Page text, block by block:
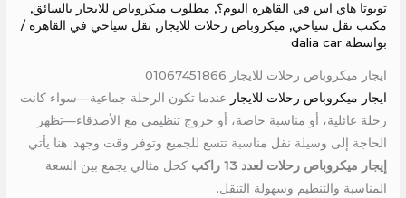
تويوتا هاي اس في القاهره اليوم؟, مطلوب ميكروباص للايجار بالسائق,
مكتب نقل سياحي, ميكروباص رحلات للايجار, نقل سياحي في القاهره /
بواسطة dalia car
ايجار ميكروباص رحلات للايجار 01067451866
ايجار ميكروباص رحلات للايجار عندما تكون الرحلة جماعية—سواء كانت
رحلة عائلية، أو مناسبة خاصة، أو خروج تنظيمي مع الأصدقاء—تظهر
الحاجة إلى وسيلة نقل مناسبة تتسع للجميع وتوفر وقت وجهد. هنا يأتي
إيجار ميكروباص رحلات لعدد 13 راكب
كحل مثالي يجمع بين السعة
المناسبة والتنظيم وسهولة التنقل.